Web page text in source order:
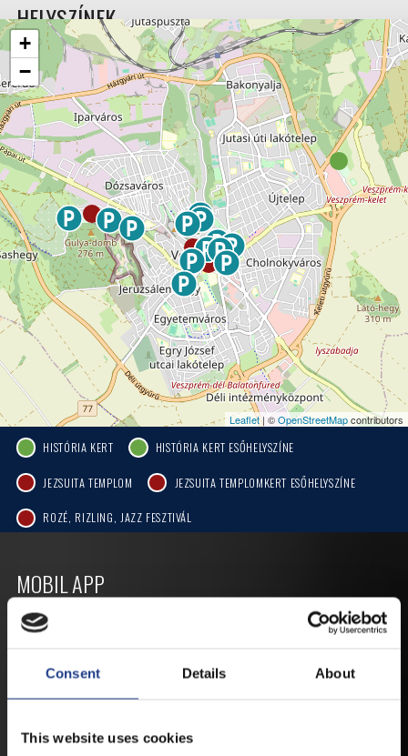
Consent Details About
This website uses cookies
+
−
Leaflet| ©OpenStreetMapcontributors
HELYSZÍNEK
HISTÓRIA KERT HISTÓRIA KERT ESŐHELYSZÍNE
JEZSUITA TEMPLOM JEZSUITA TEMPLOMKERT ESŐHELYSZÍNE
ROZÉ, RIZLING, JAZZ FESZTIVÁL
MOBIL APP